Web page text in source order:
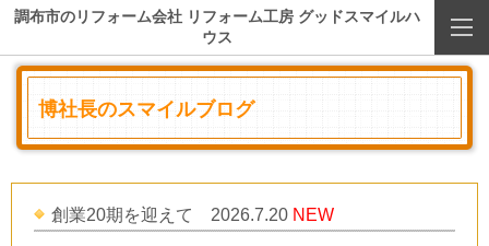
調布市のリフォーム会社 リフォーム工房 グッドスマイルハ
ウス
博社長のスマイルブログ
創業20期を迎えて 2026.7.20 NEW